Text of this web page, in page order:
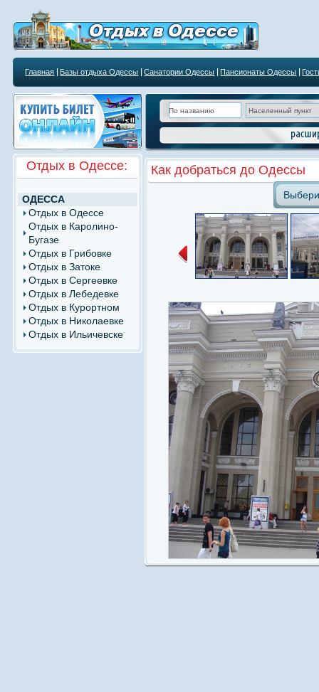
Главная Базы отдыха Одессы Санатории Одессы Пансионаты Одессы
Курортным учреждениям
Отдых в Одессе:
ОДЕССА
Отдых в Одессе
Отдых в Каролино-
Бугазе
Отдых в Грибовке
Отдых в Затоке
Отдых в Сергеевке
Отдых в Лебедевке
Отдых в Курортном
Отдых в Николаевке
Отдых в Ильичевске
Как добраться до Одессы